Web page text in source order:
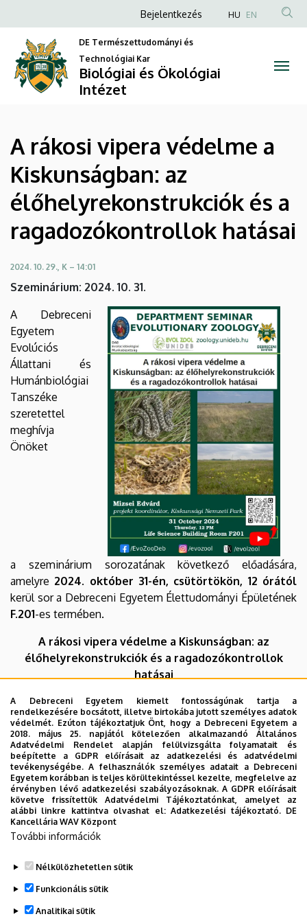
rákosi
vipera
védelme
Kiskunságban:
az
élőhelyrekonstrukciók
és
a
ragadozókontrollok
hatásai
Biológiai
és
Ökológiai
a
tartalomra
Anonim
Felhasználói
fiók
menüje
Bejelentkezés HU EN
DE Természettudományi és
Technológiai Kar
Biológiai és Ökológiai
Intézet
A rákosi vipera védelme a
Kiskunságban: az
élőhelyrekonstrukciók és a
ragadozókontrollok hatásai
2024. 10. 29., K – 14:01
Szeminárium: 2024. 10. 31.
A Debreceni
Egyetem
Evolúciós
Állattani és
Humánbiológiai
Tanszéke
szeretettel
meghívja
Önöket
a szeminárium sorozatának következő előadására,
amelyre 2024. október 31-én, csütörtökön, 12 órától
kerül sor a Debreceni Egyetem Élettudományi Épületének
F.201-es termében.
A rákosi vipera védelme a Kiskunságban: az
élőhelyrekonstrukciók és a ragadozókontrollok
hatásai
Mizsei Edvárd
(Kiskunsági Nemzeti Park Igazgatóság)
Az előadás magyar nyelven hangzik el és megtekinthető
lesz YouTube-on élőben is, az előadás időpontjában az
alábbi linken:
Legutóbbi frissítés: 2024. 10. 29. 14:06
A Debreceni Egyetem kiemelt fontosságúnak tartja a
rendelkezésére bocsátott, illetve birtokába jutott személyes adatok
védelmét. Ezúton tájékoztatjuk Önt, hogy a Debreceni Egyetem a
2018. május 25. napjától kötelezően alkalmazandó Általános
Adatvédelmi Rendelet alapján felülvizsgálta folyamatait és
beépítette a GDPR előírásait az adatkezelési és adatvédelmi
tevékenységébe. A felhasználók személyes adatait a Debreceni
Egyetem korábban is teljes körültekintéssel kezelte, megfelelve az
érvényben lévő adatkezelési szabályozásoknak. A GDPR előírásait
követve frissítettük Adatvédelmi Tájékoztatónkat, amelyet az
alábbi linkre kattintva olvashat el:Adatkezelési tájékoztató. DE
Kancellária WAV Központ
További információk
Nélkülözhetetlen sütik
Funkcionális sütik
Analitikai sütik